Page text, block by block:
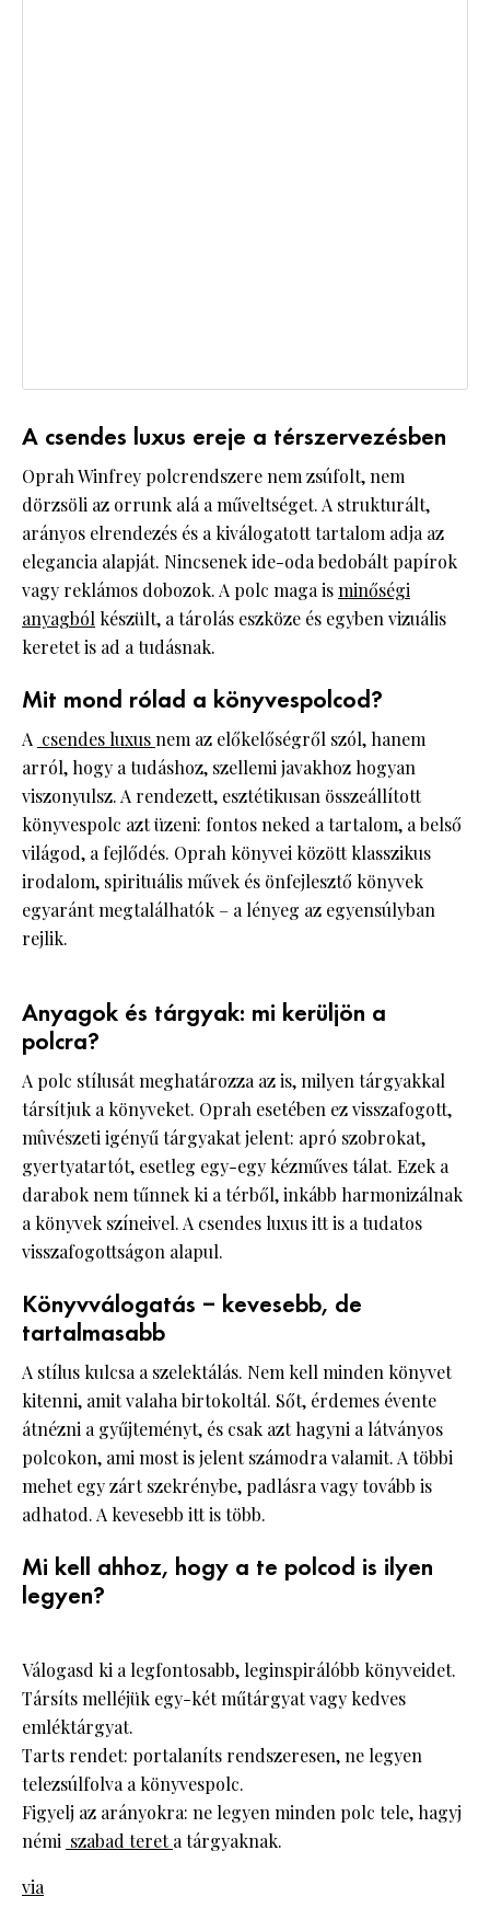
A csendes luxus ereje a térszervezésben
Oprah Winfrey polcrendszere nem zsúfolt, nem
dörzsöli az orrunk alá a műveltséget. A strukturált,
arányos elrendezés és a kiválogatott tartalom adja az
elegancia alapját. Nincsenek ide-oda bedobált papírok
vagy reklámos dobozok. A polc maga isminőségi
anyagból készült, a tárolás eszköze és egyben vizuális
keretet is ad a tudásnak.
Mit mond rólad a könyvespolcod?
A csendes luxusnem az előkelőségről szól, hanem
arról, hogy a tudáshoz, szellemi javakhoz hogyan
viszonyulsz. A rendezett, esztétikusan összeállított
könyvespolc azt üzeni: fontos neked a tartalom, a belső
világod, a fejlődés. Oprah könyvei között klasszikus
irodalom, spirituális művek és önfejlesztő könyvek
egyaránt megtalálhatók – a lényeg az egyensúlyban
rejlik.
Anyagok és tárgyak: mi kerüljön a
polcra?
A polc stílusát meghatározza az is, milyen tárgyakkal
társítjuk a könyveket. Oprah esetében ez visszafogott,
mûvészeti igényű tárgyakat jelent: apró szobrokat,
gyertyatartót, esetleg egy-egy kézműves tálat. Ezek a
darabok nem tűnnek ki a térből, inkább harmonizálnak
a könyvek színeivel. A csendes luxus itt is a tudatos
visszafogottságon alapul.
Könyvválogatás – kevesebb, de
tartalmasabb
A stílus kulcsa a szelektálás. Nem kell minden könyvet
kitenni, amit valaha birtokoltál. Sőt, érdemes évente
átnézni a gyűjteményt, és csak azt hagyni a látványos
polcokon, ami most is jelent számodra valamit. A többi
mehet egy zárt szekrénybe, padlásra vagy tovább is
adhatod. A kevesebb itt is több.
Mi kell ahhoz, hogy a te polcod is ilyen
legyen?
Válogasd ki a legfontosabb, leginspirálóbb könyveidet.
Társíts melléjük egy-két műtárgyat vagy kedves
emléktárgyat.
Tarts rendet: portalaníts rendszeresen, ne legyen
telezsúlfolva a könyvespolc.
Figyelj az arányokra: ne legyen minden polc tele, hagyj
némi szabad tereta tárgyaknak.
via